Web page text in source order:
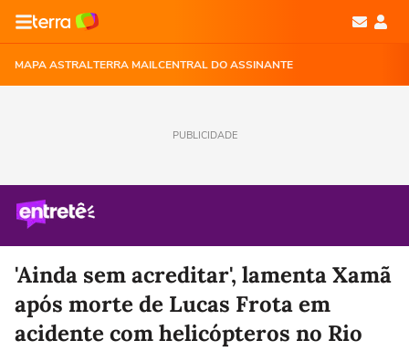
MAPA ASTRALTERRA MAILCENTRAL DO ASSINANTE
PUBLICIDADE
'Ainda sem acreditar', lamenta Xamã
após morte de Lucas Frota em
acidente com helicópteros no Rio